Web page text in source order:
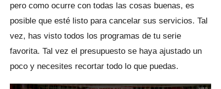
pero como ocurre con todas las cosas buenas, es
posible que esté listo para cancelar sus servicios. Tal
vez, has visto todos los programas de tu serie
favorita. Tal vez el presupuesto se haya ajustado un
poco y necesites recortar todo lo que puedas.